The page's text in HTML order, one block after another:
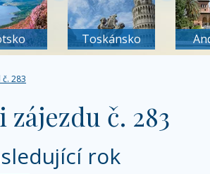
Toskánsko
283
č. 283
rok